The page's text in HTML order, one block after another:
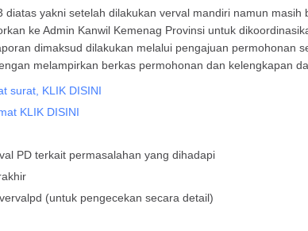
yakni setelah dilakukan verval mandiri namun masih
ke Admin Kanwil Kemenag Provinsi untuk
dimaksud dilakukan melalui pengajuan permohonan
melampirkan berkas permohonan dan kelengkapan
surat, KLIK DISINI
KLIK DISINI
PD terkait permasalahan yang dihadapi
(untuk pengecekan secara detail)